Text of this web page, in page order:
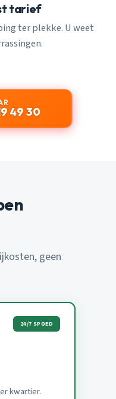
tarief
ter plekke. U weet
49 30
geen
24/7 SPOED
kwartier.